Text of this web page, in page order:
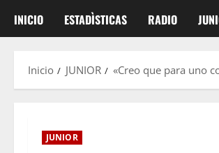
INICIO ESTADÌSTICAS RADIO
Inicio JUNIOR «Creo que para uno
JUNIOR